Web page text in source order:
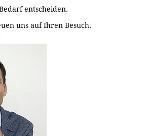
entscheiden.
uns auf Ihren Besuch.